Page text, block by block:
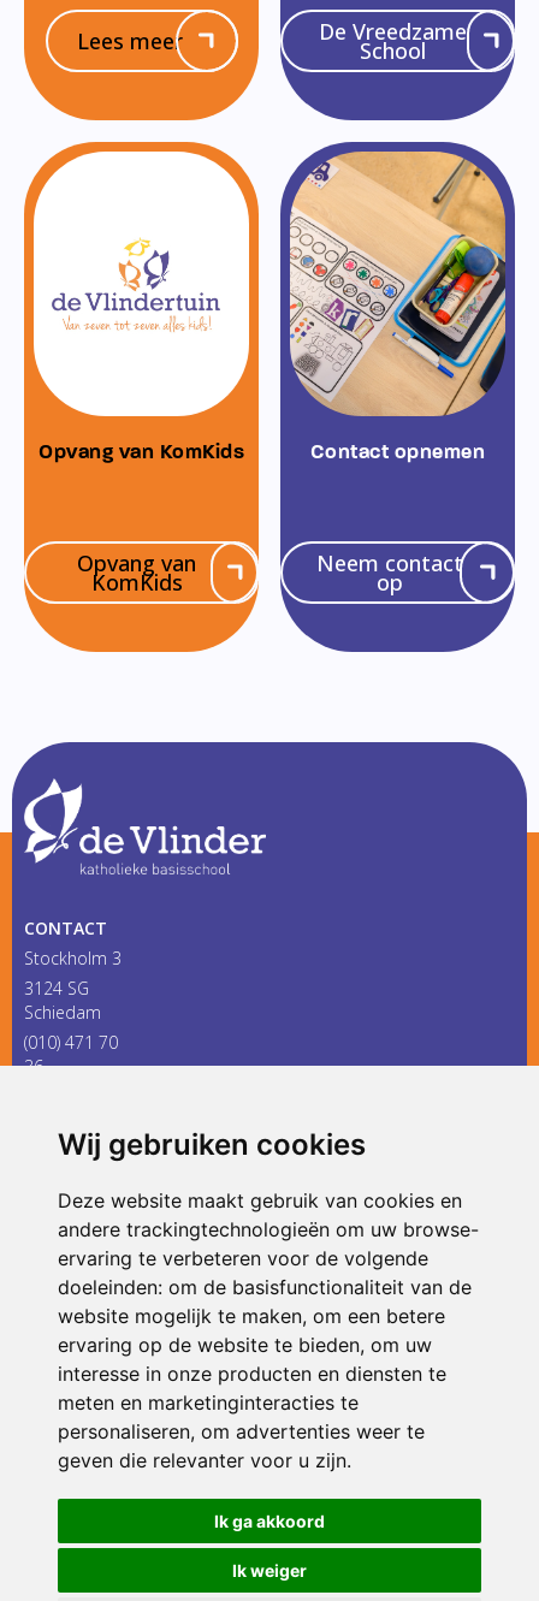
Wij gebruiken cookies
Deze website maakt gebruik van cookies en
andere trackingtechnologieën om uw browse-
ervaring te verbeteren voor de volgende
doeleinden: om de basisfunctionaliteit van de
website mogelijk te maken, om een betere
ervaring op de website te bieden, om uw
interesse in onze producten en diensten te
meten en marketinginteracties te
personaliseren, om advertenties weer te
geven die relevanter voor u zijn.
Ik ga akkoord
Ik weiger
Lees meer De Vreedzame
School
Opvang van KomKids
Opvang van
KomKids
Contact opnemen
Neem contact
op
CONTACT
Stockholm 3
3124 SG
Schiedam
(010) 471 70
36
ONDERDEEL VAN
© 2026 De Vlinder | Alle rechten voorbehouden
Privacy policy|Disclaimer| Klachtenregeling|RSIN en Anbi
voorkeuren
Crealisatie The MindOffice